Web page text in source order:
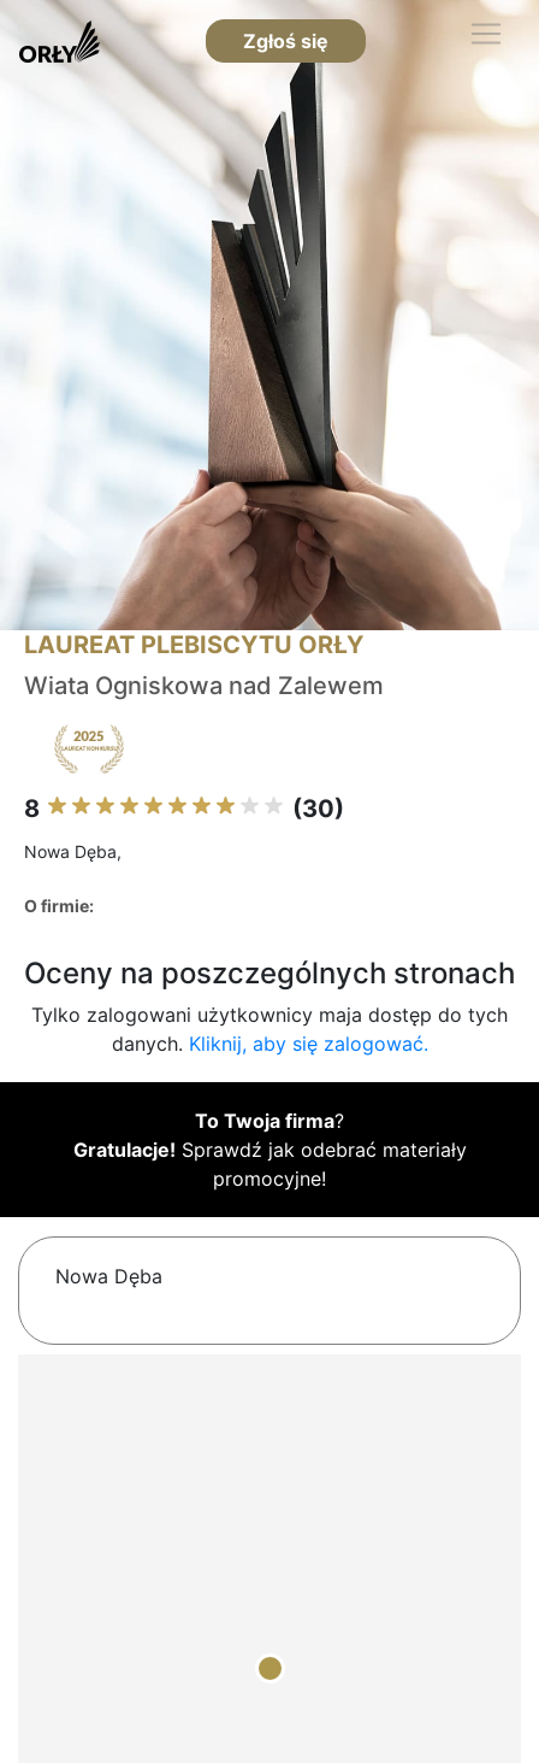
Zgłoś się
LAUREAT PLEBISCYTU ORŁY
Wiata Ogniskowa nad Zalewem
8 (30)
Nowa Dęba,
O firmie:
Oceny na poszczególnych stronach
Tylko zalogowani użytkownicy maja dostęp do tych
danych. Kliknij, aby się zalogować.
To Twoja firma?
Gratulacje! Sprawdź jak odebrać materiały
promocyjne!
Nowa Dęba